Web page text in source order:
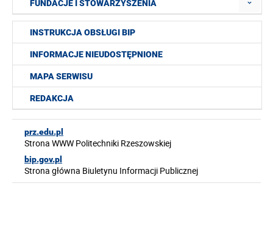
FUNDACJE I STOWARZYSZENIA
INSTRUKCJA OBSŁUGI BIP
INFORMACJE NIEUDOSTĘPNIONE
MAPA SERWISU
REDAKCJA
prz.edu.pl
Strona WWW Politechniki Rzeszowskiej
bip.gov.pl
Strona główna Biuletynu Informacji Publicznej